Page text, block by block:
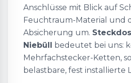
Anschlüsse mit Blick auf
Feuchtraum-Material und
Absicherung um.
Niebüll bedeutet bei uns:
Mehrfachstecker-Ketten,
belastbare, fest installierte